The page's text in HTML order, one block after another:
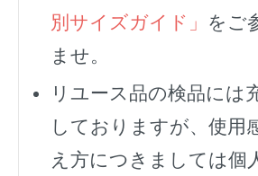
別サイズガイド」 をご
ませ。
リユース品の検品には
しておりますが、使用
え方につきましては個